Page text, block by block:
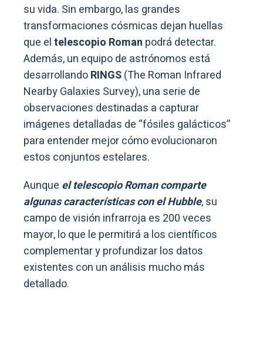
su vida. Sin embargo, las grandes
transformaciones cósmicas dejan huellas
que eltelescopio Roman podrá detectar.
Además, un equipo de astrónomos está
desarrollandoRINGS(The Roman Infrared
Nearby Galaxies Survey), una serie de
observaciones destinadas a capturar
imágenes detalladas de “fósiles galácticos”
para entender mejor cómo evolucionaron
estos conjuntos estelares.
Aunque el telescopio Roman comparte
algunas características con el Hubble, su
campo de visión infrarroja es 200 veces
mayor, lo que le permitirá a los científicos
complementar y profundizar los datos
existentes con un análisis mucho más
detallado.